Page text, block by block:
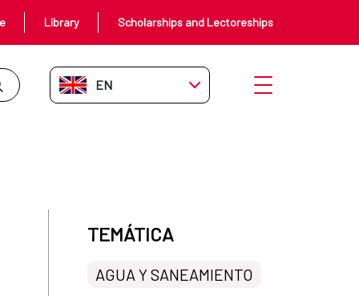
Library Scholarships and Lectoreships
EN-GB Open menu
TEMÁTICA
AGUA Y SANEAMIENTO